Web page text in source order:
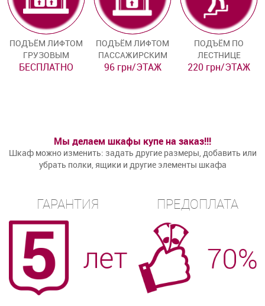
ПОДЪЁМ ЛИФТОМ
ГРУЗОВЫМ
БЕСПЛАТНО
ПОДЪЁМ ЛИФТОМ
ПАССАЖИРСКИМ
96 грн/ЭТАЖ
ПОДЪЁМ ПО
ЛЕСТНИЦЕ
220 грн/ЭТАЖ
Мы делаем шкафы купе на заказ!!!
Шкаф можно изменить: задать другие размеры, добавить или
убрать полки, ящики и другие элементы шкафа
ГАРАНТИЯ ПРЕДОПЛАТА